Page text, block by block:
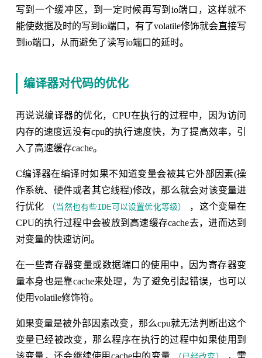
写到一个缓冲区，到一定时候再写到io端口，这样就不
能使数据及时的写到io端口，有了volatile修饰就会直接写
到io端口，从而避免了读写io端口的延时。
编译器对代码的优化
再说说编译器的优化，CPU在执行的过程中，因为访问
内存的速度远没有cpu的执行速度快，为了提高效率，引
入了高速缓存cache。
C编译器在编译时如果不知道变量会被其它外部因素(操
作系统、硬件或者其它线程)修改，那么就会对该变量进
行优化
（当然也有些IDE可以设置优化等级）
，这个变量在
CPU的执行过程中会被放到高速缓存cache去，进而达到
对变量的快速访问。
在一些寄存器变量或数据端口的使用中，因为寄存器变
量本身也是靠cache来处理，为了避免引起错误，也可以
使用volatile修饰符。
如果变量是被外部因素改变，那么cpu就无法判断出这个
变量已经被改变，那么程序在执行的过程中如果使用到
该变量，还会继续使用cache中的变量
（已经改变） ，需